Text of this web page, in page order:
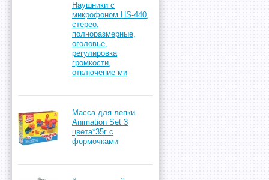
Наушники с
микрофоном HS-440,
стерео,
полноразмерные,
оголовье,
регулировка
громкости,
отключение ми
Масса для лепки
Animation Set 3
цвета*35г с
формочками